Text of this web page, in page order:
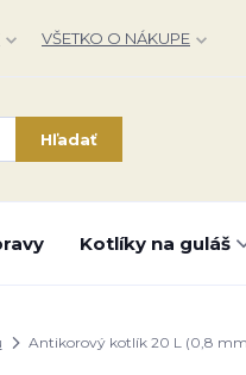
VŠETKO O NÁKUPE
Hľadať
Kotlíky na guláš
Antikorový kotlík 20 L (0,8